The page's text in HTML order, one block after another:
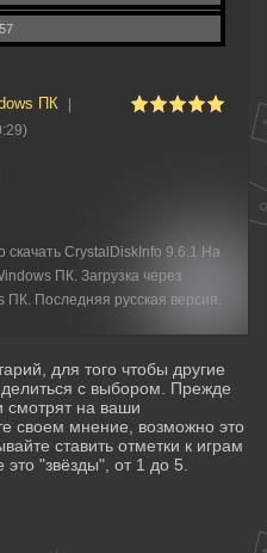
ПК
CrystalDiskInfo 9.6.1 На
ПК. Загрузка через
ПК. Последняя русская версия.
для того чтобы другие
с выбором. Прежде
смотрят на ваши
своем мнение, возможно это
ставить отметки к играм
"звёзды", от 1 до 5.